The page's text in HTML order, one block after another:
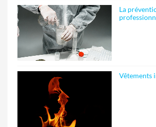
La
Vêtements